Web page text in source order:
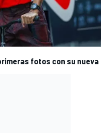
fotos con su nueva